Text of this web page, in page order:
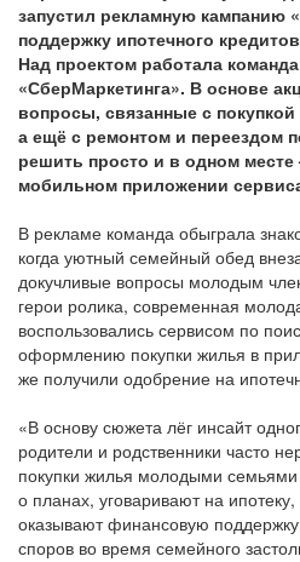
запустил рекламную кампанию
поддержку ипотечного
Над проектом работала
«СберМаркетинга». В основе
вопросы, связанные с
а ещё с ремонтом и переездом
решить просто и в одном месте
мобильном приложении
В рекламе команда обыграла
когда уютный семейный обед
докучливые вопросы молодым
герои ролика, современная
воспользовались сервисом по
оформлению покупки жилья в
же получили одобрение на
«В основу сюжета лёг инсайт
родители и родственники часто
покупки жилья молодыми
о планах, уговаривают на
оказывают финансовую
споров во время семейного